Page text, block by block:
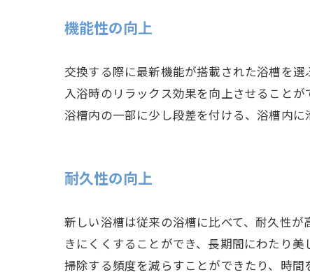
機能性の向上
交換する際に最新機能が搭載された浴槽を
入浴時のリラックス効果を向上させること
浴槽内の一部に少し段差を付ける、浴槽内
耐久性の向上
新しい浴槽は従来の浴槽に比べて、耐久性
きにくくすることができ、長期間にわたり
掃除する頻度を減らすことができたり、時